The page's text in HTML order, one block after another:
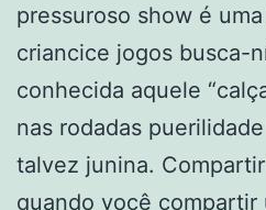
pressuroso show é
criancice jogos busca-
conhecida aquele
nas rodadas
talvez junina.
quando você compartir